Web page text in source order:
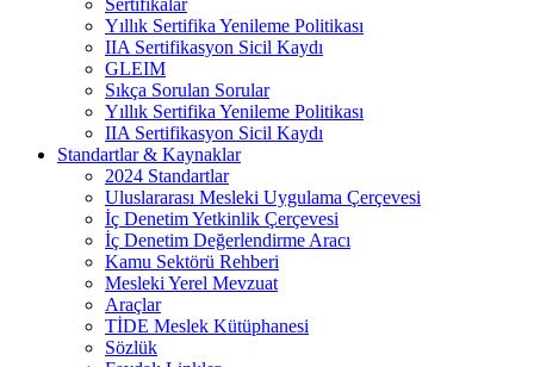
Sertifikalar
Yıllık Sertifika Yenileme Politikası
IIA Sertifikasyon Sicil Kaydı
GLEIM
Sıkça Sorulan Sorular
Yıllık Sertifika Yenileme Politikası
IIA Sertifikasyon Sicil Kaydı
Standartlar & Kaynaklar
2024 Standartlar
Uluslararası Mesleki Uygulama Çerçevesi
İç Denetim Yetkinlik Çerçevesi
İç Denetim Değerlendirme Aracı
Kamu Sektörü Rehberi
Mesleki Yerel Mevzuat
Araçlar
TİDE Meslek Kütüphanesi
Sözlük